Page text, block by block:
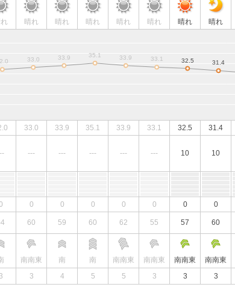
晴れ 晴れ 晴れ 晴れ 晴れ 晴れ 晴れ
33.0 33.9 35.1 33.9 33.1 32.5 31.4
--- --- --- --- --- 10 10
0 0 0 0 0 0 0
60 59 60 62 55 57 60
南南東 南 南 南南東 南南東 南南東 南南東
3 3 4 5 5 3 3 3